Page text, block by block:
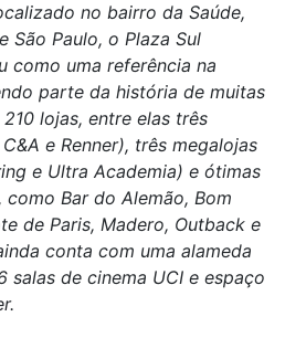
no bairro da Saúde,
São Paulo, o Plaza Sul
como uma referência na
parte da história de muitas
lojas, entre elas três
e Renner), três megalojas
e Ultra Academia) e ótimas
Bar do Alemão, Bom
de Paris, Madero, Outback e
conta com uma alameda
salas de cinema UCI e espaço